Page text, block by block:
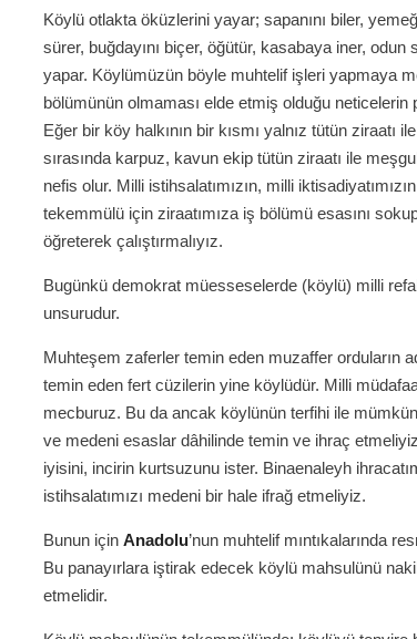
Köylü otlakta öküzlerini yayar; sapanını biler,
sürer, buğdayını biçer, öğütür, kasabaya iner,
yapar. Köylümüzün böyle muhtelif işleri yapmaya
bölümünün olmaması elde etmiş olduğu neticelerin
Eğer bir köy halkının bir kısmı yalnız tütün ziraatı
sırasında karpuz, kavun ekip tütün ziraatı ile
nefis olur. Milli istihsalatımızın, milli
tekemmülü için ziraatımıza iş bölümü esasını
öğreterek çalıştırmalıyız.
Bugünkü demokrat müesseselerde (köylü) milli
unsurudur.
Muhteşem zaferler temin eden muzaffer orduların
temin eden fert cüzilerin yine köylüdür. Milli
mecburuz. Bu da ancak köylünün terfihi ile
ve medeni esaslar dâhilinde temin ve ihraç
iyisini, incirin kurtsuzunu ister. Binaenaleyh
istihsalatımızı medeni bir hale ifrağ etmeliyiz.
Bunun için Anadolu’nun muhtelif mıntıkalarında
Bu panayırlara iştirak edecek köylü mahsulünü
etmelidir.